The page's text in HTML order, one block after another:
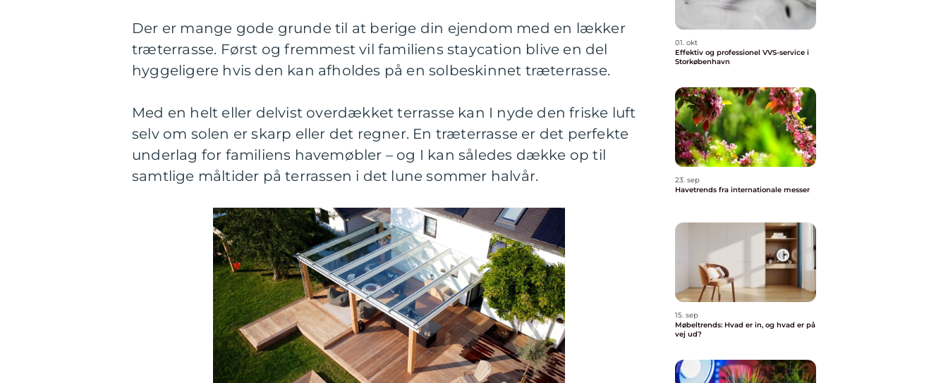
Der er mange gode grunde til at berige din ejendom med en lækker
træterrasse. Først og fremmest vil familiens staycation blive en del
hyggeligere hvis den kan afholdes på en solbeskinnet træterrasse.
Med en helt eller delvist overdækket terrasse kan I nyde den friske luft
selv om solen er skarp eller det regner. En træterrasse er det perfekte
underlag for familiens havemøbler – og I kan således dække op til
samtlige måltider på terrassen i det lune sommer halvår.
01. okt
Effektiv og professionel VVS-service i
Storkøbenhavn
23. sep
Havetrends fra internationale messer
15. sep
Møbeltrends: Hvad er in, og hvad er på
vej ud?